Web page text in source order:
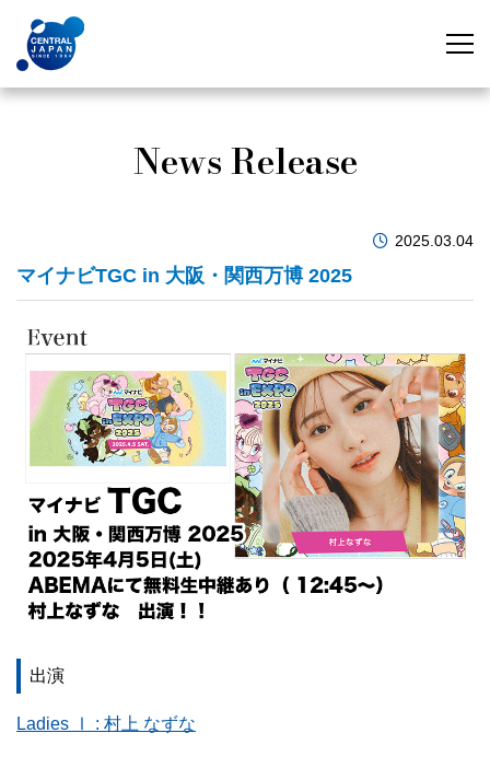
News Release
2025.03.04
マイナビTGC in 大阪・関⻄万博 2025
出演
Ladies Ⅰ : 村上 なずな